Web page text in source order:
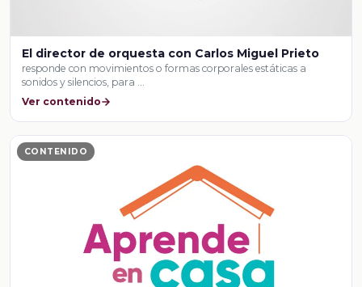
El director de orquesta con Carlos Miguel Prieto
responde con movimientos o formas corporales estáticas a
sonidos y silencios, para …
Ver contenido
CONTENIDO